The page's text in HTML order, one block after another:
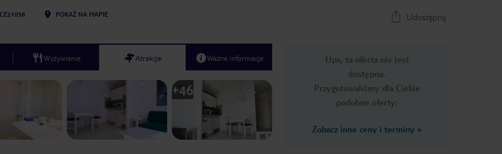
POKAŻ NA MAPIE Udostępnij
Ups, ta oferta nie jest
dostępna.
Przygotowaliśmy dla Ciebie
podobne oferty:
Zobacz inne ceny i terminy »
Wyżywienie Atrakcje Ważne informacje
Next slide
1 /52
+46